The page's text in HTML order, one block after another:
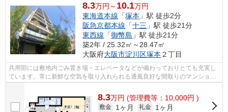
8.3万円～ 10.1万円
東海道本線 「塚本 」駅 徒歩2分
阪急京都本線 「十三 」駅 徒歩21分
東西線 「御幣島 」駅 徒歩21分
築2年 / 25.32㎡～28.47㎡
大阪府大阪市淀川区塚本 ２丁目
共用部には敷地内ごみ置き場・エレベータなどが備わっておりとても充実し
ています。常に新鮮な空気を取り入れられる通風良好な間取りのマンショ
8.3万円 (管理費等：10,000円 )
敷金 1ヶ月 礼金
1ヶ月